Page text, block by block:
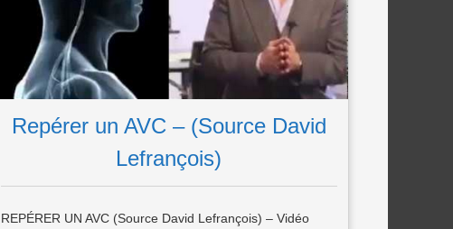
Repérer un AVC – (Source David
Lefrançois)
REPÉRER UN AVC (Source David Lefrançois) – Vidéo